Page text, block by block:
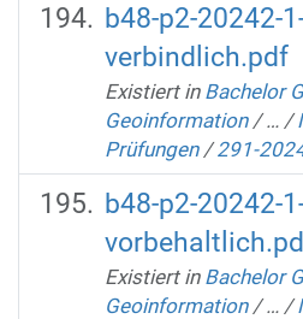
b48-p2-20242-
verbindlich.pdf
Existiert in Bachelor
Geoinformation /… /
Prüfungen /291-
b48-p2-20242-
Existiert in Bachelor
Geoinformation /… /